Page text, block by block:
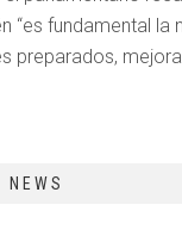
“es fundamental
preparados,
NEWS